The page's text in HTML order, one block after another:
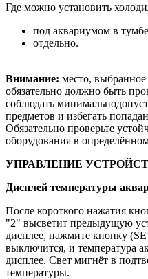
Где можно установить
под аквариумом в
отдельно.
Внимание: место,
обязательно должно быть
соблюдать
предметов и избегать
Обязательно проверьте
оборудования в
УПРАВЛЕНИЕ
Дисплей температуры
После короткого нажатия
"2" высветит предыдущую
дисплее, нажмите кнопку
выключится, и температура
дисплее. Свет мигнёт в
температуры.